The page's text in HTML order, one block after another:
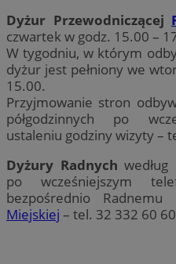
Dyżur Przewodniczącej
czwartek w godz. 15.00 –
W tygodniu, w którym
dyżur jest pełniony we
15.00.
Przyjmowanie stron
półgodzinnych po
ustaleniu godziny wizyty –
Dyżury Radnych
po wcześniejszym
bezpośrednio
Miejskiej – tel. 32 332 60